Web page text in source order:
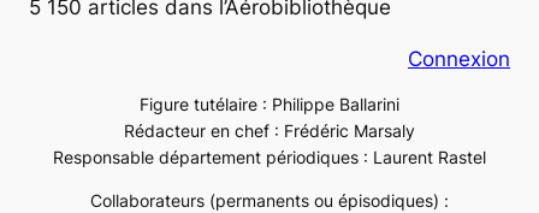
5 150 articles dans l’Aérobibliothèque
Connexion
Figure tutélaire : Philippe Ballarini
Rédacteur en chef : Frédéric Marsaly
Responsable département périodiques : Laurent Rastel
Collaborateurs (permanents ou épisodiques) :